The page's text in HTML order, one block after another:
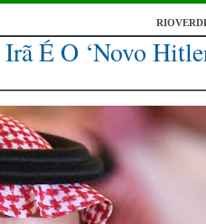
É O ‘novo